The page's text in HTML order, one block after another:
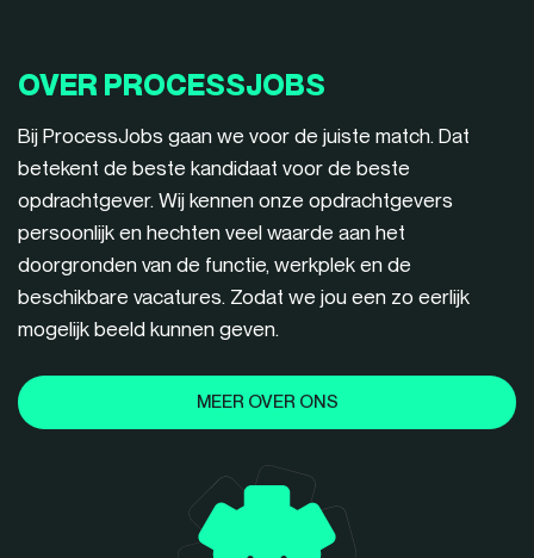
OVER PROCESSJOBS
Bij ProcessJobs gaan we voor de juiste match. Dat
betekent de beste kandidaat voor de beste
opdrachtgever. Wij kennen onze opdrachtgevers
persoonlijk en hechten veel waarde aan het
doorgronden van de functie, werkplek en de
beschikbare vacatures. Zodat we jou een zo eerlijk
mogelijk beeld kunnen geven.
MEER OVER ONS